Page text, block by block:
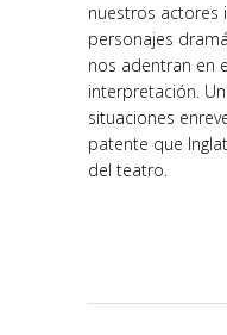
nuestros actores
personajes
nos adentran en
interpretación.
situaciones
patente que
del teatro.